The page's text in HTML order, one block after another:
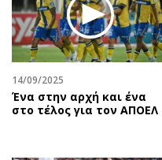
14/09/2025
Ένα στην αρχή και ένα
στο τέλος για τον ΑΠΟΕΛ